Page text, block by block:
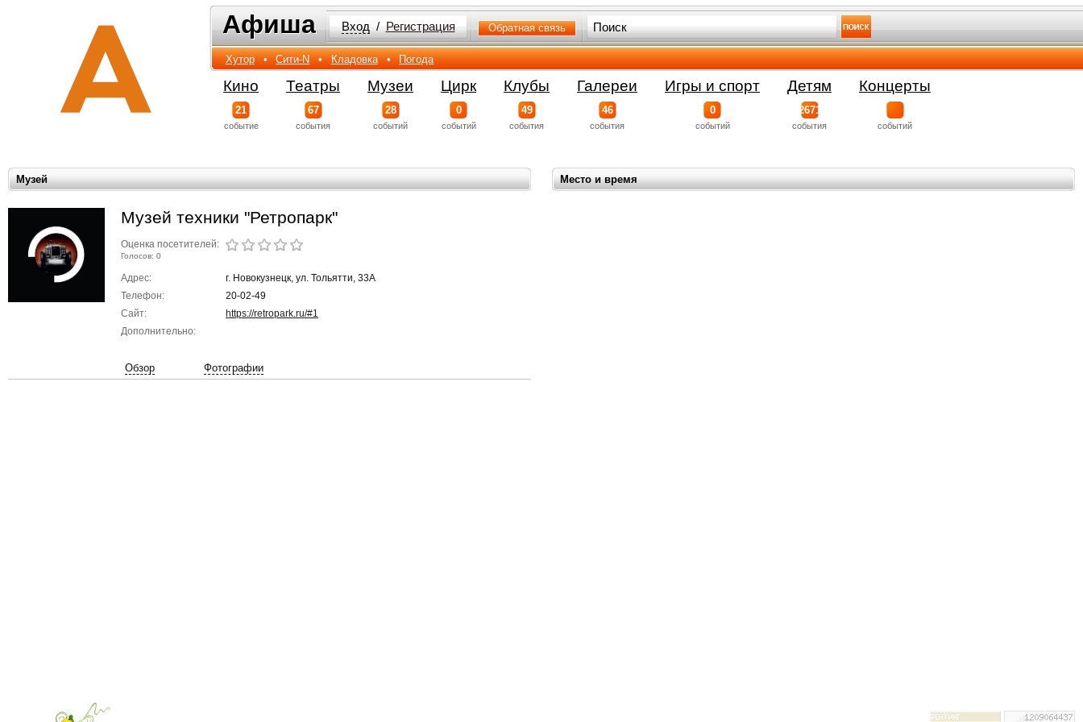
Афиша
Афиша Вход / Регистрация Обратная связь
Хутор • Сити-N • Кладовка • Погода
Кино
21
событиe
Театры
67
события
Музеи
28
событий
Цирк
0
событий
Клубы
49
события
Галереи
46
события
Игры и спорт
0
событий
Детям
2671
события
Концерты
событий
Место и время
Музей
Музей техники "Ретропарк"
Оценка посетителей:
Голосов: 0
Адрес:
г. Новокузнецк, ул. Тольятти, 33А
Телефон:
20-02-49
Сайт:
https://retropark.ru/#1
Дополнительно:
Обзор Фотографии